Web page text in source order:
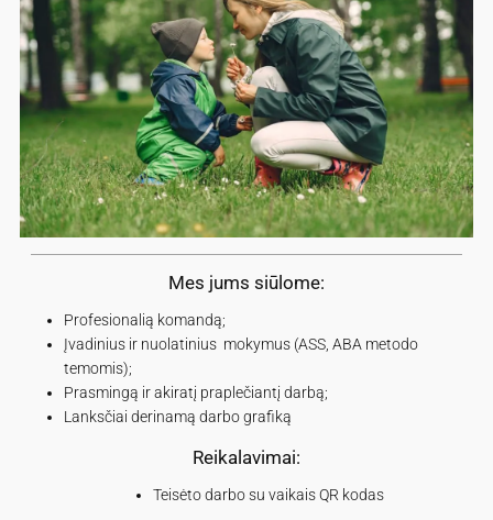
Mes jums siūlome:
Profesionalią komandą;
Įvadinius ir nuolatinius mokymus (ASS, ABA metodo
temomis);
Prasmingą ir akiratį praplečiantį darbą;
Lanksčiai derinamą darbo grafiką
Reikalavimai:
Teisėto darbo su vaikais QR kodas